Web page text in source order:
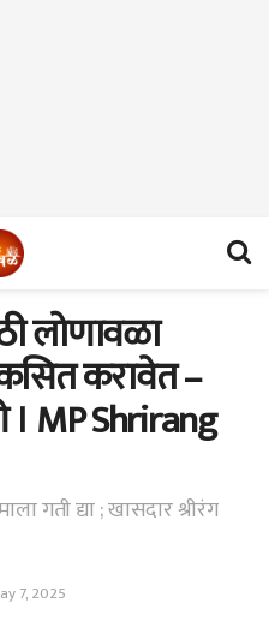
लोणावळा
करावेत –
। MP Shrirang
गती द्या ; खासदार श्रीरंग
7, 2025